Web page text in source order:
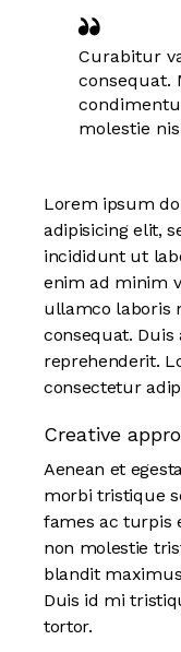
Curabitur
consequat.
molestie
Lorem ipsum
adipisicing elit,
incididunt ut
enim ad minim
ullamco laboris
consequat.
reprehenderit.
consectetur
Creative
Aenean et
morbi tristique
fames ac turpis
non molestie
blandit
Duis id mi
tortor.